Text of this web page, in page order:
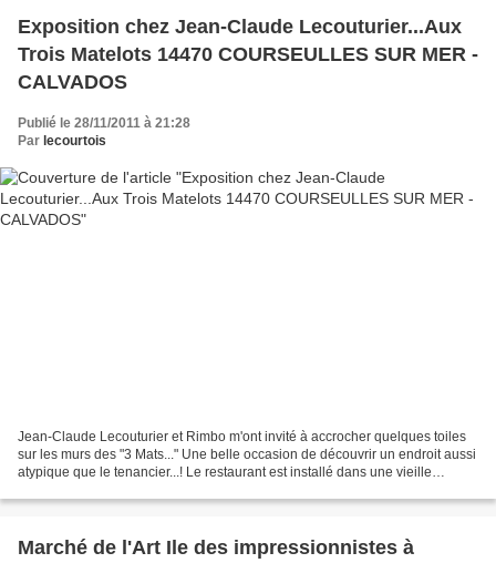
Exposition chez Jean-Claude Lecouturier...Aux
Trois Matelots 14470 COURSEULLES SUR MER -
CALVADOS
Publié le 28/11/2011 à 21:28
Par lecourtois
Jean-Claude Lecouturier et Rimbo m'ont invité à accrocher quelques toiles
sur les murs des "3 Mats..." Une belle occasion de découvrir un endroit aussi
atypique que le tenancier...! Le restaurant est installé dans une vieille
Marché de l'Art Ile des impressionnistes à